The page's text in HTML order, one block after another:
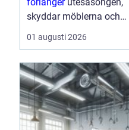
skyddar möblerna och
gör altanen mer
ombonad utan att
upptäcker att ett
genomtänkt vindskydd
kan ge nästan samma
känsla som...
01 augusti 2026